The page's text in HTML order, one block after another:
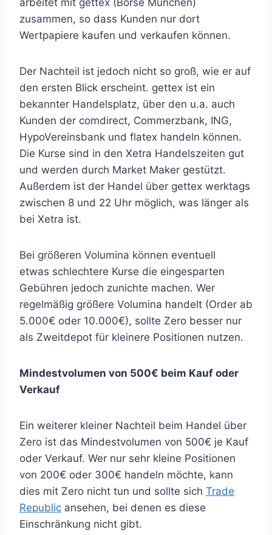
arbeitet mit gettex (Börse München)
zusammen, so dass Kunden nur dort
Wertpapiere kaufen und verkaufen können.
Der Nachteil ist jedoch nicht so groß, wie er auf
den ersten Blick erscheint. gettex ist ein
bekannter Handelsplatz, über den u.a. auch
Kunden der comdirect, Commerzbank, ING,
HypoVereinsbank und flatex handeln können.
Die Kurse sind in den Xetra Handelszeiten gut
und werden durch Market Maker gestützt.
Außerdem ist der Handel über gettex werktags
zwischen 8 und 22 Uhr möglich, was länger als
bei Xetra ist.
Bei größeren Volumina können eventuell
etwas schlechtere Kurse die eingesparten
Gebühren jedoch zunichte machen. Wer
regelmäßig größere Volumina handelt (Order ab
5.000€ oder 10.000€), sollte Zero besser nur
als Zweitdepot für kleinere Positionen nutzen.
Mindestvolumen von 500€ beim Kauf oder
Verkauf
Ein weiterer kleiner Nachteil beim Handel über
Zero ist das Mindestvolumen von 500€ je Kauf
oder Verkauf. Wer nur sehr kleine Positionen
von 200€ oder 300€ handeln möchte, kann
dies mit Zero nicht tun und sollte sich Trade
Republic ansehen, bei denen es diese
Einschränkung nicht gibt.